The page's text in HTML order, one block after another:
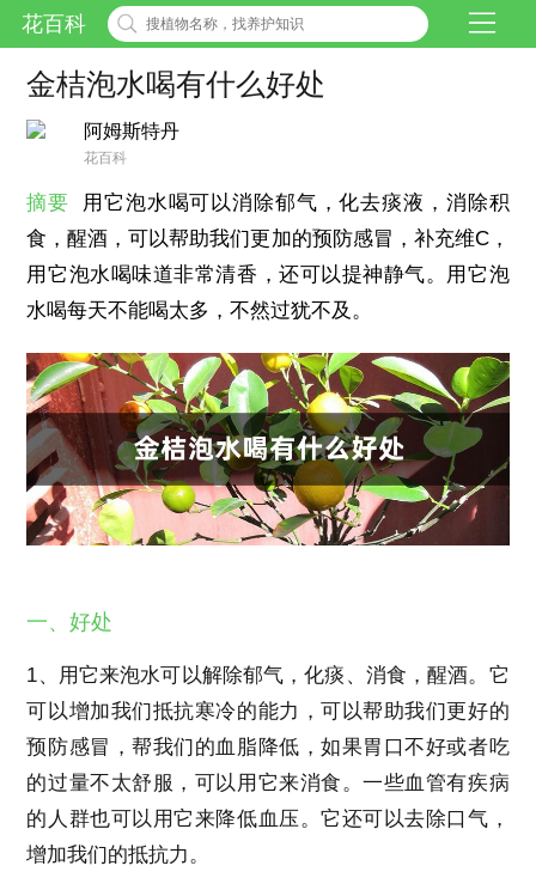
花百科
金桔泡水喝有什么好处
阿姆斯特丹
花百科
摘要
用它泡水喝可以消除郁气，化去痰液，消除积
食，醒酒，可以帮助我们更加的预防感冒，补充维C，
用它泡水喝味道非常清香，还可以提神静气。用它泡
水喝每天不能喝太多，不然过犹不及。
一、好处
1、用它来泡水可以解除郁气，化痰、消食，醒酒。它
可以增加我们抵抗寒冷的能力，可以帮助我们更好的
预防感冒，帮我们的血脂降低，如果胃口不好或者吃
的过量不太舒服，可以用它来消食。一些血管有疾病
的人群也可以用它来降低血压。它还可以去除口气，
增加我们的抵抗力。